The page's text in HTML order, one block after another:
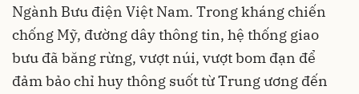
Ngành Bưu điện Việt Nam. Trong kháng chiến
chống Mỹ, đường dây thông tin, hệ thống giao
bưu đã băng rừng, vượt núi, vượt bom đạn để
đảm bảo chỉ huy thông suốt từ Trung ương đến